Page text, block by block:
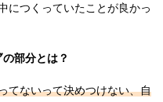
につくっていたことが良かっ
部分とは？
てないって決めつけない、自